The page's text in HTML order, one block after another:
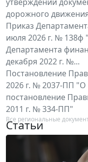
утверждении
дорожного
Приказ
июля 2026 г. № 138ф
Департамента
декабря 2022 г. №...
Постановление
2026 г. № 2037-ПП
постановление
2011 г. № 334-ПП"
Все региональные
Статьи